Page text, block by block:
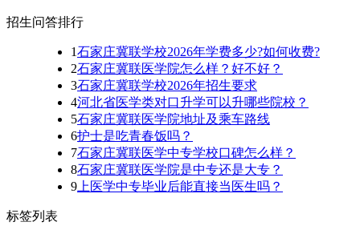
招生问答排行
1石家庄冀联学校2026年学费多少?如何收费?
2石家庄冀联医学院怎么样？好不好？
3石家庄冀联学校2026年招生要求
4河北省医学类对口升学可以升哪些院校？
5石家庄冀联医学院地址及乘车路线
6护士是吃青春饭吗？
7石家庄冀联医学中专学校口碑怎么样？
8石家庄冀联医学院是中专还是大专？
9 上医学中专毕业后能直接当医生吗？
标签列表